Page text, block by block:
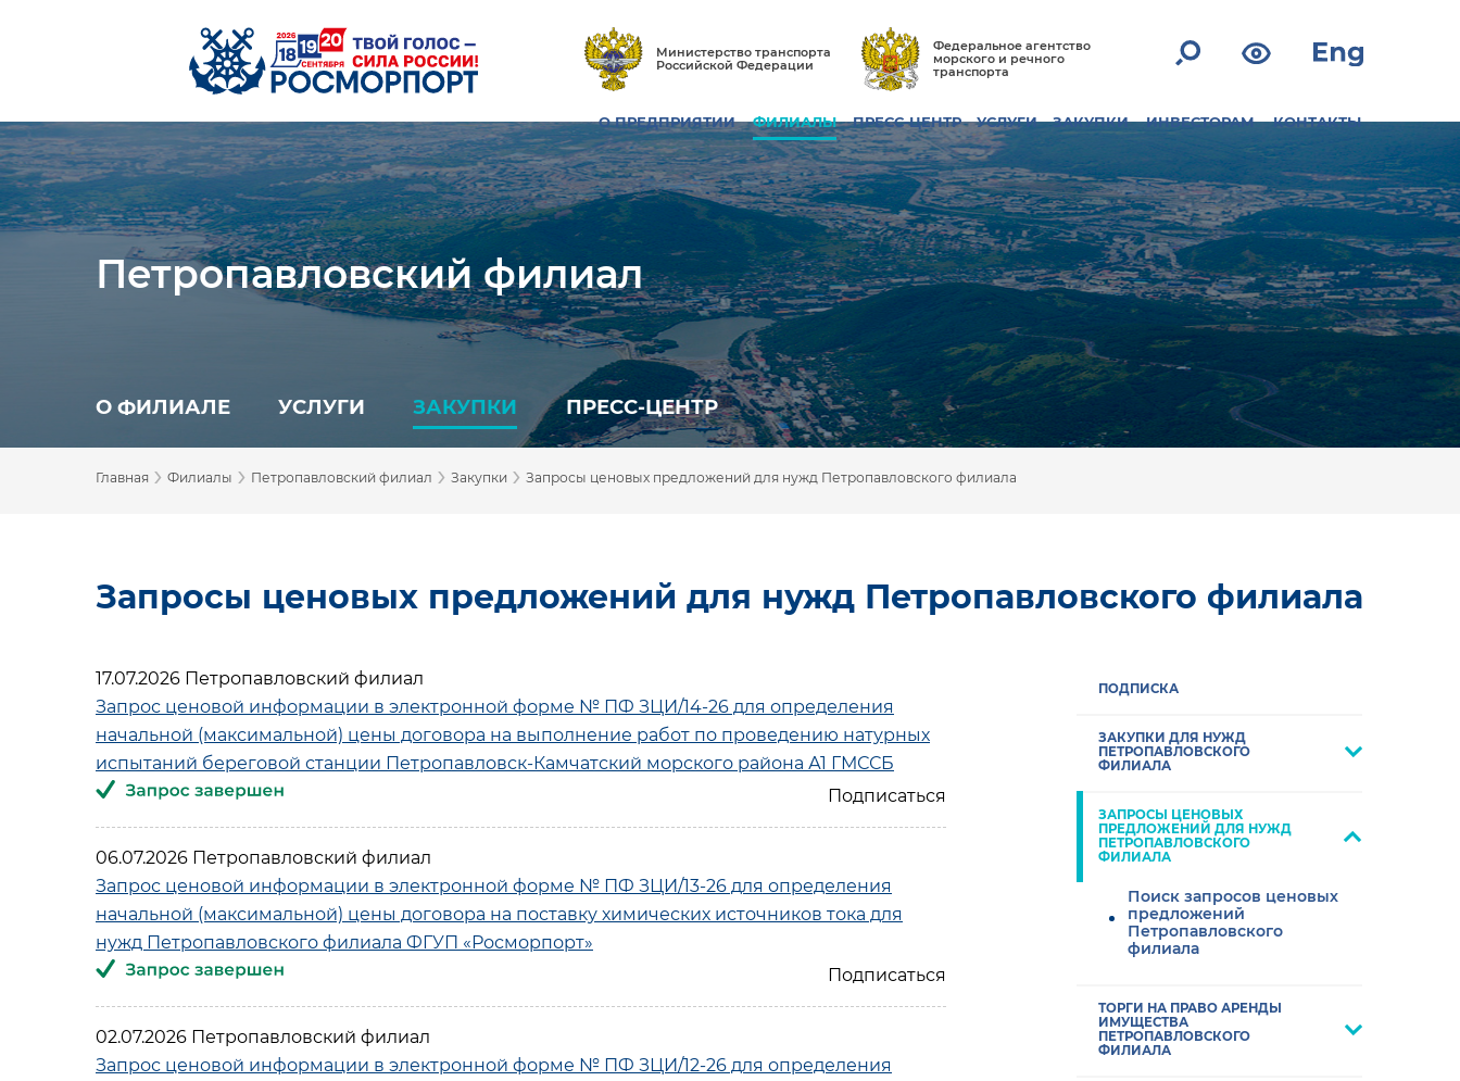
Министерство транспорта
Российской Федерации
Федеральное агентство
морского и речного
транспорта
О ПРЕДПРИЯТИИ ФИЛИАЛЫ ПРЕСС-ЦЕНТР УСЛУГИ ЗАКУПКИ ИНВЕСТОРАМ КОНТАКТЫ
Петропавловский филиал
О ФИЛИАЛЕ УСЛУГИ ЗАКУПКИ ПРЕСС-ЦЕНТР
Главная › Филиалы › Петропавловский филиал › Закупки › Запросы ценовых предложений для нужд Петропавловского филиала
Запросы ценовых предложений для нужд Петропавловского филиала
17.07.2026 Петропавловский филиал
Запрос ценовой информации в электронной форме № ПФ ЗЦИ/14-26 для определения
начальной (максимальной) цены договора на выполнение работ по проведению натурных
испытаний береговой станции Петропавловск-Камчатский морского района А1 ГМССБ
06.07.2026 Петропавловский филиал
Запрос ценовой информации в электронной форме № ПФ ЗЦИ/13-26 для определения
начальной (максимальной) цены договора на поставку химических источников тока для
нужд Петропавловского филиала ФГУП «Росморпорт»
02.07.2026 Петропавловский филиал
Запрос ценовой информации в электронной форме № ПФ ЗЦИ/12-26 для определения
ПОДПИСКА
ЗАКУПКИ ДЛЯ НУЖД
ПЕТРОПАВЛОВСКОГО
ФИЛИАЛА
ЗАПРОСЫ ЦЕНОВЫХ
ПРЕДЛОЖЕНИЙ ДЛЯ НУЖД
ПЕТРОПАВЛОВСКОГО
ФИЛИАЛА
Поиск запросов ценовых
предложений
Петропавловского
филиала
ТОРГИ НА ПРАВО АРЕНДЫ
ИМУЩЕСТВА
ПЕТРОПАВЛОВСКОГО
ФИЛИАЛА